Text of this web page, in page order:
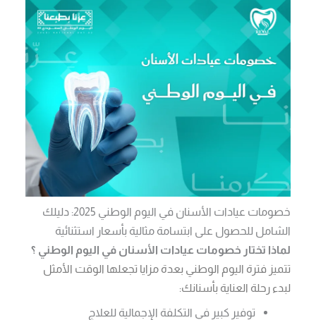
خصومات عيادات الأسنان في اليوم الوطني 2025: دليلك
الشامل للحصول على ابتسامة مثالية بأسعار استثنائية
لماذا تختار خصومات عيادات الأسنان في اليوم الوطني ؟
تتميز فترة اليوم الوطني بعدة مزايا تجعلها الوقت الأمثل
لبدء رحلة العناية بأسنانك:
توفير كبير في التكلفة الإجمالية للعلاج